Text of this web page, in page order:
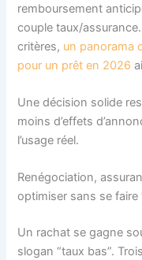
remboursement
couple taux/
critères, un panorama
pour un prêt en 2026
Une décision solide
moins d’effets
l’usage réel.
Renégociation,
optimiser sans se faire
Un rachat se gagne
slogan “taux bas”.